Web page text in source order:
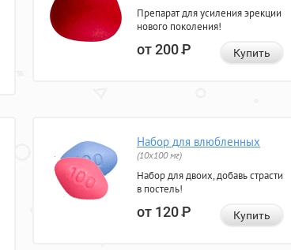
Препарат для усиления эрекции
нового поколения!
от 200Р Купить
Набор для влюбленных
(10х100 мг)
Набор для двоих, добавь страсти
в постель!
от 120Р Купить